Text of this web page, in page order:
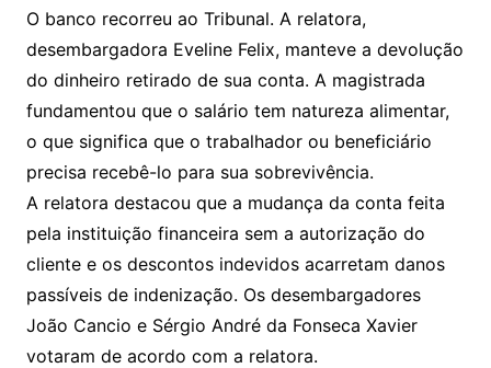
O banco recorreu ao Tribunal. A relatora,
desembargadora Eveline Felix, manteve a devolução
do dinheiro retirado de sua conta. A magistrada
fundamentou que o salário tem natureza alimentar,
o que significa que o trabalhador ou beneficiário
precisa recebê-lo para sua sobrevivência.
A relatora destacou que a mudança da conta feita
pela instituição financeira sem a autorização do
cliente e os descontos indevidos acarretam danos
passíveis de indenização. Os desembargadores
João Cancio e Sérgio André da Fonseca Xavier
votaram de acordo com a relatora.